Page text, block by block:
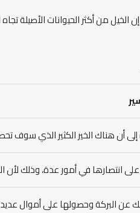
من أكثر الحيوانات الأصيلة
أن هناك الخير الكثير الذي سوف
انتصارها في أمور عدة، وذلك لأن
عن البركة وحصولها على أموال